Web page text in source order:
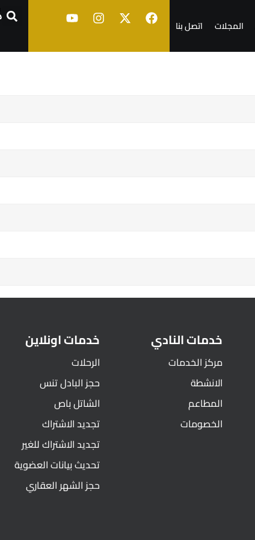
المجلات اتصل بنا
خدمات النادي
مركز الخدمات
الانشطة
المطاعم
الخصومات
خدمات اونلاين
الرحلات
حجز البادل تنس
الشاتل باص
تجديد الاشتراك
تجديد الاشتراك للغير
تحديث بيانات العضوية
حجز الشهر العقاري